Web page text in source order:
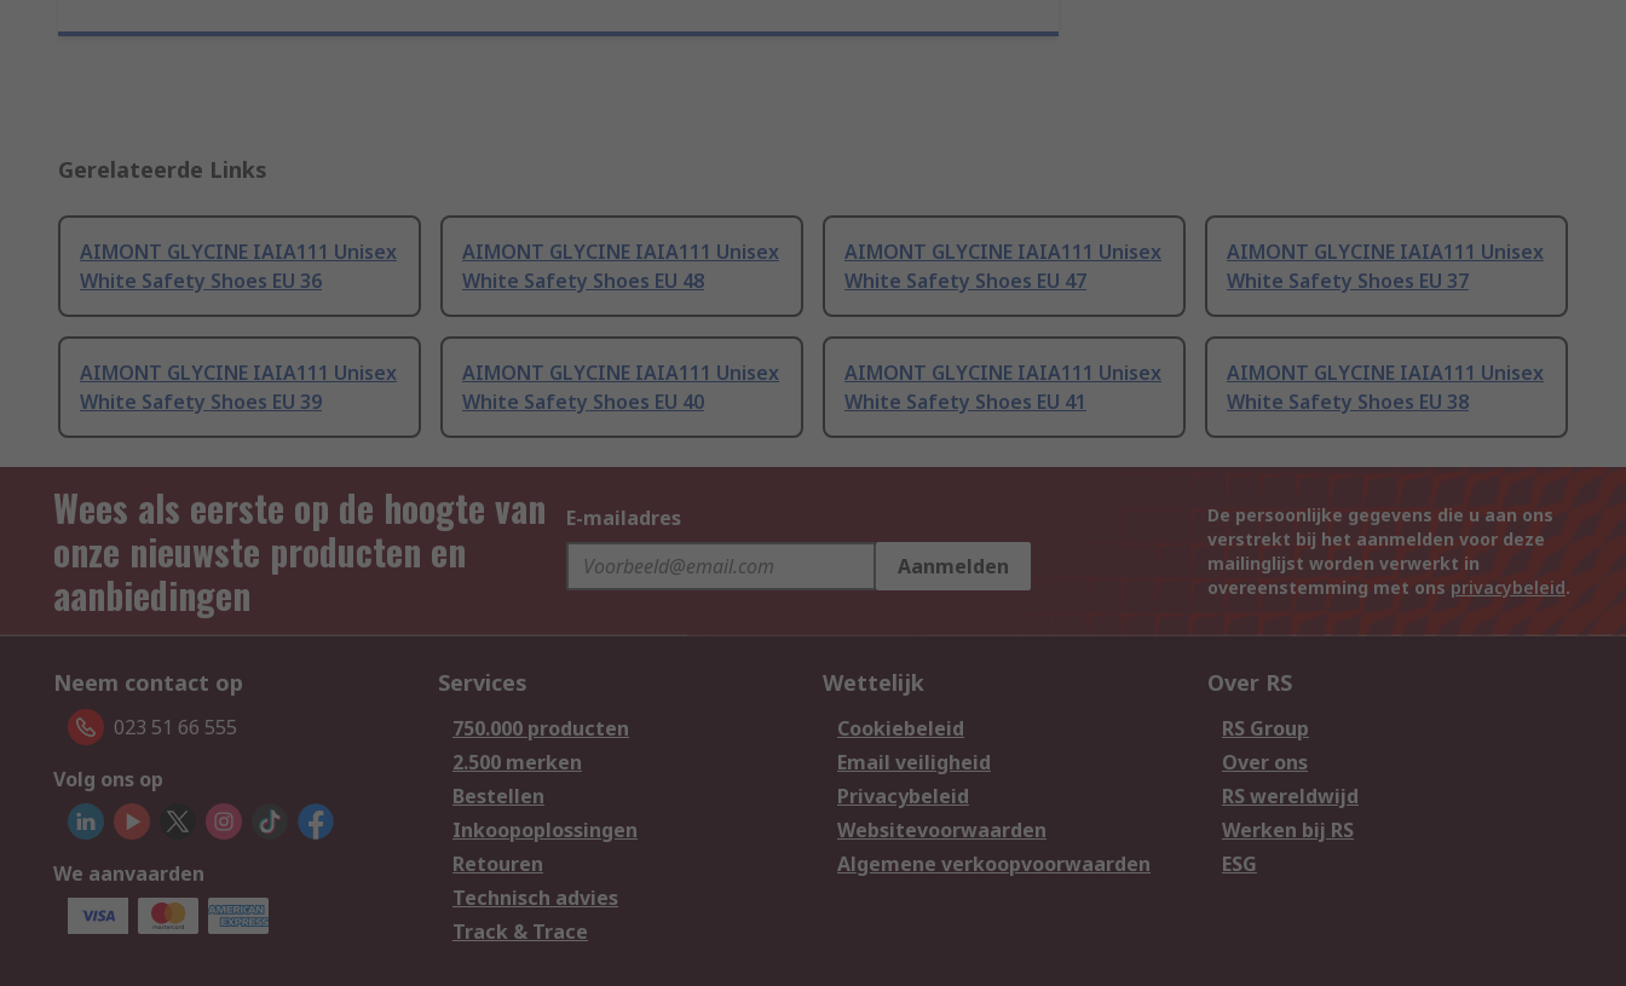
Gerelateerde Links
AIMONT GLYCINE IAIA111 Unisex
White Safety Shoes EU 36
AIMONT GLYCINE IAIA111 Unisex
White Safety Shoes EU 48
AIMONT GLYCINE IAIA111 Unisex
White Safety Shoes EU 47
AIMONT GLYCINE IAIA111 Unisex
White Safety Shoes EU 37
AIMONT GLYCINE IAIA111 Unisex
White Safety Shoes EU 39
AIMONT GLYCINE IAIA111 Unisex
White Safety Shoes EU 40
AIMONT GLYCINE IAIA111 Unisex
White Safety Shoes EU 41
AIMONT GLYCINE IAIA111 Unisex
White Safety Shoes EU 38
Wees als eerste op de hoogte van
onze nieuwste producten en
aanbiedingen
E-mailadres
Aanmelden
De persoonlijke gegevens die u aan ons
verstrekt bij het aanmelden voor deze
mailinglijst worden verwerkt in
overeenstemming met ons privacybeleid.
Neem contact op
023 51 66 555
Volg ons op
We aanvaarden
Services
750.000 producten
2.500 merken
Bestellen
Inkoopoplossingen
Retouren
Technisch advies
Track & Trace
Wettelijk
Cookiebeleid
Email veiligheid
Privacybeleid
Websitevoorwaarden
Algemene verkoopvoorwaarden
Over RS
RS Group
Over ons
RS wereldwijd
Werken bij RS
ESG